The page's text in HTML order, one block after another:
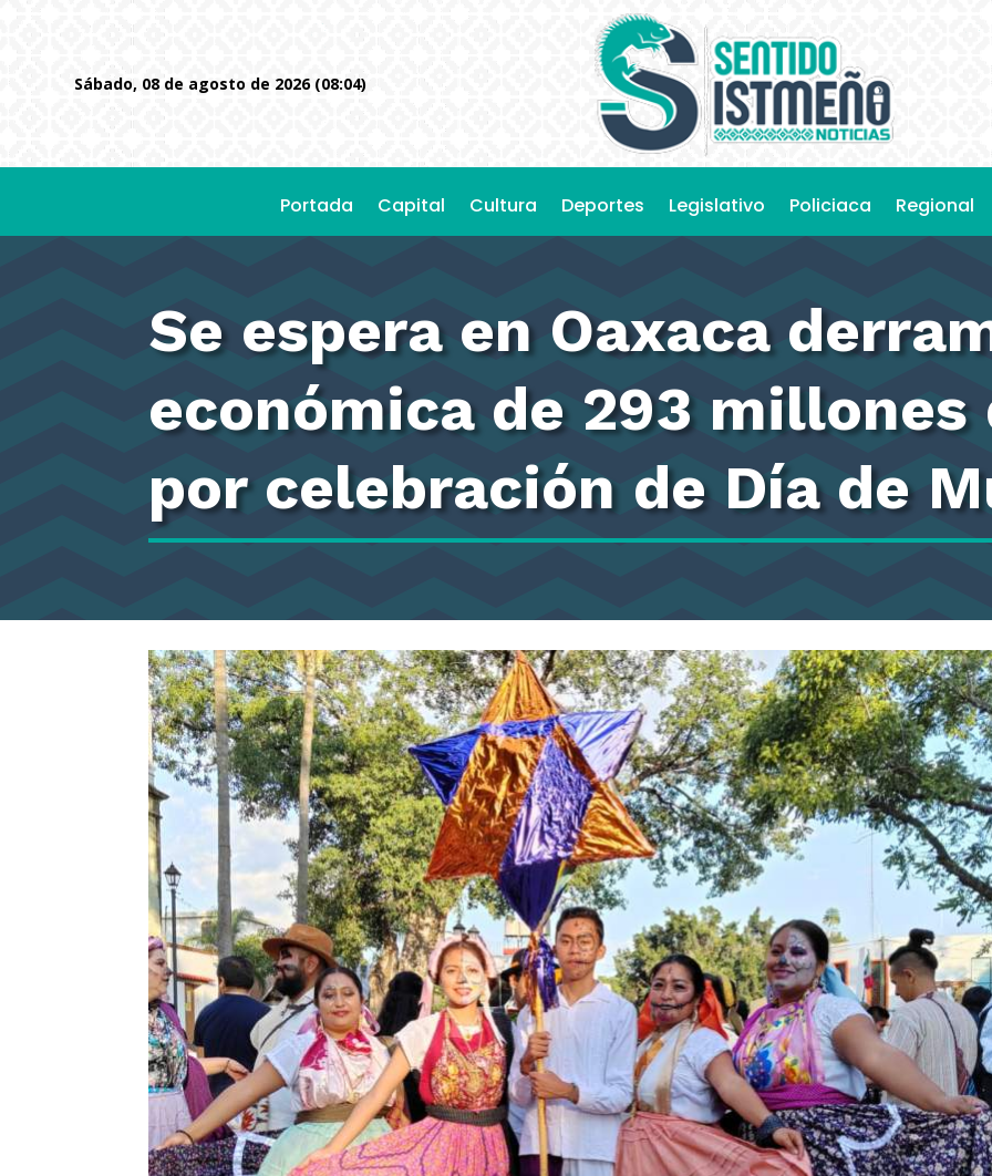
sábado, 08 de agosto de 2026 (08:04)
Portada Capital Cultura Deportes Legislativo Policiaca Regional
Se espera en Oaxaca
económica de 293 millones
por celebración de Día de